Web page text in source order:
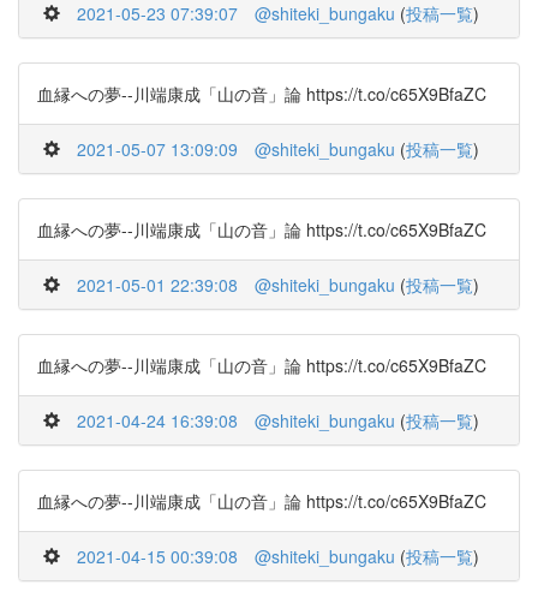
2021-05-23 07:39:07 @shiteki_bungaku (投稿一覧)
血縁への夢--川端康成「山の音」論 https://t.co/c65X9BfaZC
2021-05-07 13:09:09 @shiteki_bungaku (投稿一覧)
血縁への夢--川端康成「山の音」論 https://t.co/c65X9BfaZC
2021-05-01 22:39:08 @shiteki_bungaku (投稿一覧)
血縁への夢--川端康成「山の音」論 https://t.co/c65X9BfaZC
2021-04-24 16:39:08 @shiteki_bungaku (投稿一覧)
血縁への夢--川端康成「山の音」論 https://t.co/c65X9BfaZC
2021-04-15 00:39:08 @shiteki_bungaku (投稿一覧)